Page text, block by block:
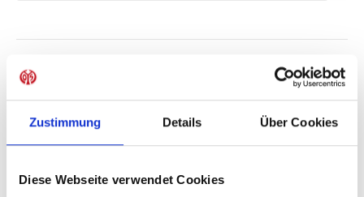
Zustimmung Details Über Cookies
Diese Webseite verwendet Cookies
ÄHNLICHE PRODUKTE